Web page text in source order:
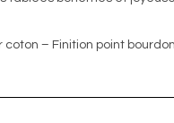
– Finition point